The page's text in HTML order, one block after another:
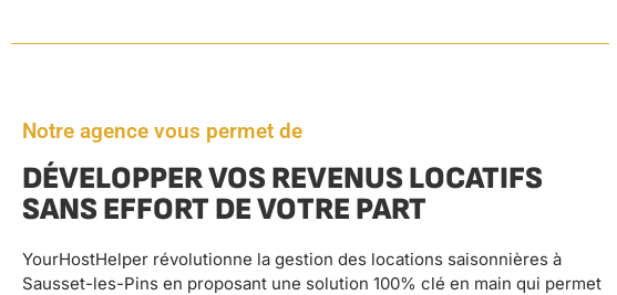
Notre agence vous permet de
DÉVELOPPER VOS REVENUS LOCATIFS
SANS EFFORT DE VOTRE PART
YourHostHelper révolutionne la gestion des locations saisonnières à
Sausset-les-Pins en proposant une solution 100% clé en main qui permet